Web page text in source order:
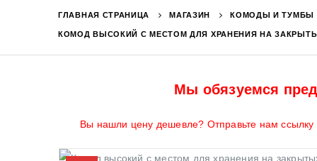
ГЛАВНАЯ СТРАНИЦА МАГАЗИН КОМОДЫ И ТУМБЫ
КОМОД ВЫСОКИЙ С МЕСТОМ ДЛЯ ХРАНЕНИЯ НА ЗАКРЫТЫХ
Мы обязуемся
Вы нашли цену дешевле? Отправьте нам